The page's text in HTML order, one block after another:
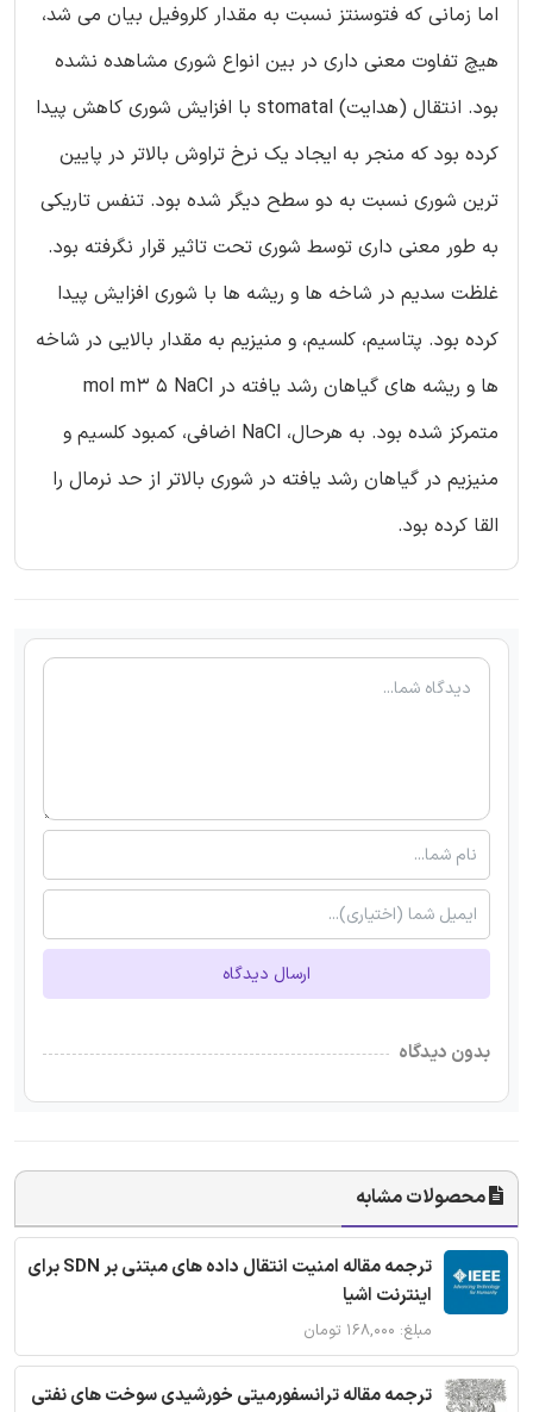
اما زمانی که فتوسنتز نسبت به مقدار کلروفیل بیان می شد،
هیچ تفاوت معنی داری در بین انواع شوری مشاهده نشده
بود. انتقال (هدایت) stomatal با افزایش شوری کاهش پیدا
کرده بود که منجر به ایجاد یک نرخ تراوش بالاتر در پایین
ترین شوری نسبت به دو سطح دیگر شده بود. تنفس تاریکی
به طور معنی داری توسط شوری تحت تاثیر قرار نگرفته بود.
غلظت سدیم در شاخه ها و ریشه ها با شوری افزایش پیدا
کرده بود. پتاسیم، کلسیم، و منیزیم به مقدار بالایی در شاخه
ها و ریشه های گیاهان رشد یافته در mol m3 5 NaCl
متمرکز شده بود. به هرحال، NaCl اضافی، کمبود کلسیم و
منیزیم در گیاهان رشد یافته در شوری بالاتر از حد نرمال را
القا کرده بود.
ارسال دیدگاه
بدون دیدگاه
محصولات مشابه
ترجمه مقاله امنیت انتقال داده های مبتنی بر SDN برای
اینترنت اشیا
مبلغ: ۱۶۸,۰۰۰ تومان
ترجمه مقاله ترانسفورمیتی خورشیدی سوخت های نفتی